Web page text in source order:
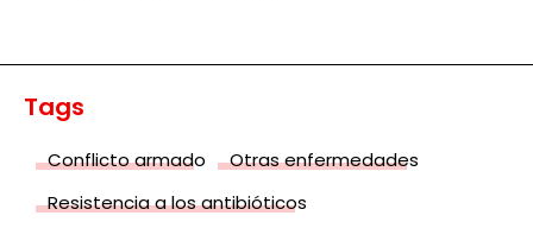
Tags
Conflicto armado
Otras enfermedades
Resistencia a los antibióticos